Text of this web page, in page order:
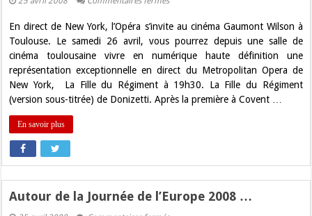
au
cinéma
En direct de New York, l’Opéra s’invite au cinéma Gaumont Wilson à
Toulouse. Le samedi 26 avril, vous pourrez depuis une salle de
cinéma toulousaine vivre en numérique haute définition une
représentation exceptionnelle en direct du Metropolitan Opera de
New York, La Fille du Régiment à 19h30. La Fille du Régiment
(version sous-titrée) de Donizetti. Après la première à Covent …
En savoir plus
Autour de la Journée de l’Europe 2008 …